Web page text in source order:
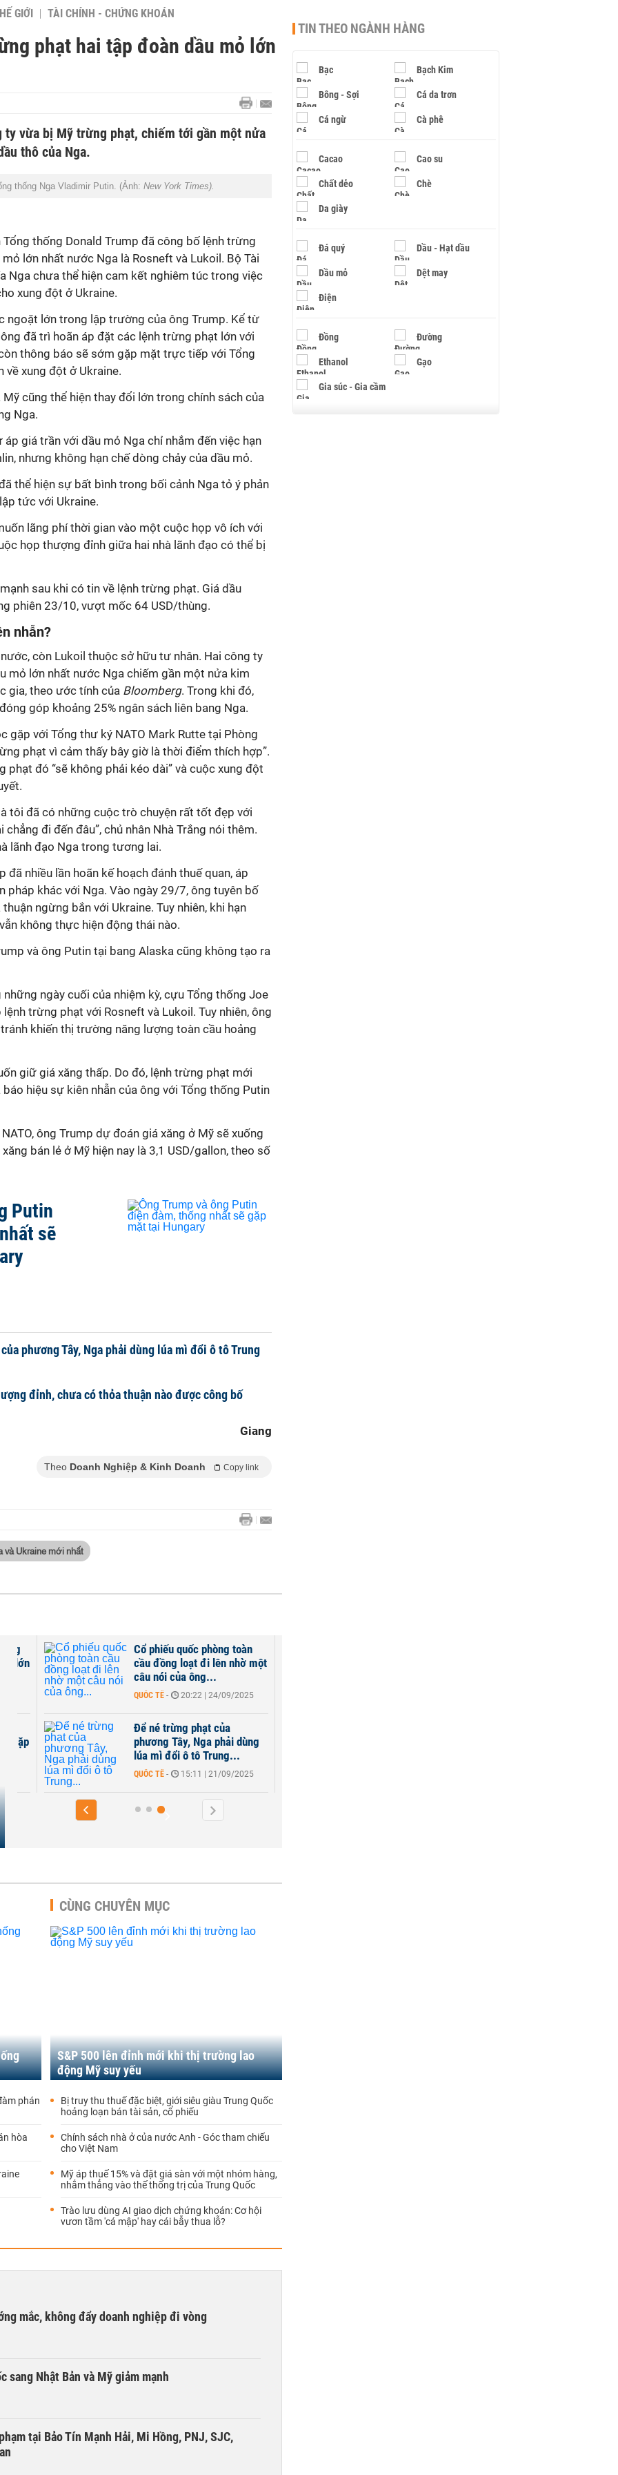
GIỚI TÀI CHÍNH - CHỨNG KHOÁN
phạt hai tập đoàn dầu mỏ lớn
ty vừa bị Mỹ trừng phạt, chiếm tới gần một nửa
thô của Nga.
thống Nga Vladimir Putin. (Ảnh: New York Times).
thống Donald Trump đã công bố lệnh trừng
lớn nhất nước Nga là Rosneft và Lukoil. Bộ Tài
Nga chưa thể hiện cam kết nghiêm túc trong việc
xung đột ở Ukraine.
ngoặt lớn trong lập trường của ông Trump. Kể từ
đã trì hoãn áp đặt các lệnh trừng phạt lớn với
thông báo sẽ sớm gặp mặt trực tiếp với Tổng
về xung đột ở Ukraine.
cũng thể hiện thay đổi lớn trong chính sách của
Nga.
giá trần với dầu mỏ Nga chỉ nhắm đến việc hạn
nhưng không hạn chế dòng chảy của dầu mỏ.
thể hiện sự bất bình trong bối cảnh Nga tỏ ý phản
tức với Ukraine.
lãng phí thời gian vào một cuộc họp vô ích với
họp thượng đỉnh giữa hai nhà lãnh đạo có thể bị
sau khi có tin về lệnh trừng phạt. Giá dầu
phiên 23/10, vượt mốc 64 USD/thùng.
nhẫn?
còn Lukoil thuộc sở hữu tư nhân. Hai công ty
mỏ lớn nhất nước Nga chiếm gần một nửa kim
gia, theo ước tính của Bloomberg. Trong khi đó,
góp khoảng 25% ngân sách liên bang Nga.
gặp với Tổng thư ký NATO Mark Rutte tại Phòng
phạt vì cảm thấy bây giờ là thời điểm thích hợp”.
phạt đó “sẽ không phải kéo dài” và cuộc xung đột
tôi đã có những cuộc trò chuyện rất tốt đẹp với
đi đến đâu”, chủ nhân Nhà Trắng nói thêm.
lãnh đạo Nga trong tương lai.
nhiều lần hoãn kế hoạch đánh thuế quan, áp
pháp khác với Nga. Vào ngày 29/7, ông tuyên bố
ngừng bắn với Ukraine. Tuy nhiên, khi hạn
không thực hiện động thái nào.
và ông Putin tại bang Alaska cũng không tạo ra
ngày cuối của nhiệm kỳ, cựu Tổng thống Joe
trừng phạt với Rosneft và Lukoil. Tuy nhiên, ông
khiến thị trường năng lượng toàn cầu hoảng
giữ giá xăng thấp. Do đó, lệnh trừng phạt mới
hiệu sự kiên nhẫn của ông với Tổng thống Putin
ông Trump dự đoán giá xăng ở Mỹ sẽ xuống
bán lẻ ở Mỹ hiện nay là 3,1 USD/gallon, theo số
Putin
sẽ
phương Tây, Nga phải dùng lúa mì đổi ô tô Trung
đỉnh, chưa có thỏa thuận nào được công bố
Giang
Theo Doanh Nghiệp & Kinh Doanh Copy link
và Ukraine mới nhất
lớn
gặp
Cổ phiếu quốc phòng toàn
cầu đồng loạt đi lên nhờ một
câu nói của ông...
QUỐC TẾ - 20:22 | 24/09/2025
Để né trừng phạt của
phương Tây, Nga phải dùng
lúa mì đổi ô tô Trung...
QUỐC TẾ - 15:11 | 21/09/2025
phán
hòa
CÙNG CHUYÊN MỤC
S&P 500 lên đỉnh mới khi thị trường lao
động Mỹ suy yếu
Bị truy thu thuế đặc biệt, giới siêu giàu Trung Quốc
hoảng loạn bán tài sản, cổ phiếu
Chính sách nhà ở của nước Anh - Góc tham chiếu
cho Việt Nam
Mỹ áp thuế 15% và đặt giá sàn với một nhóm hàng,
nhắm thẳng vào thế thống trị của Trung Quốc
Trào lưu dùng AI giao dịch chứng khoán: Cơ hội
vươn tầm 'cá mập' hay cái bẫy thua lỗ?
mắc, không đẩy doanh nghiệp đi vòng
sang Nhật Bản và Mỹ giảm mạnh
tại Bảo Tín Mạnh Hải, Mi Hồng, PNJ, SJC,
TIN THEO NGÀNH HÀNG
Bạc Bạch Kim
Bông - Sợi Cá da trơn
Cá ngừ Cà phê
Cacao Cao su
Chất dẻo Chè
Da giày
Đá quý Dầu - Hạt dầu
Dầu mỏ Dệt may
Điện
Đồng Đường
Ethanol Gạo
Gia súc - Gia cầm